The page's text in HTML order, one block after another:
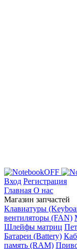
Вход Регистрация
Главная О нас
Магазин запчастей
Клавиатуры
вентиляторы (FAN)
Шлейфы матриц
Батареи (Battery)
память (RAM)